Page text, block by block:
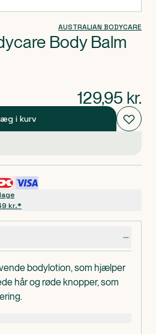
bodylotion, som hjælper
hår og røde knopper, som
AUSTRALIAN BODYCARE
Body Balm
129,95 kr.
i kurv
kr.*